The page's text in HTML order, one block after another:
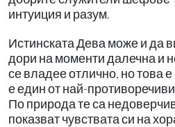
интуиция и разум.
Истинската Дева може и да
дори на моменти далечна и
се владее отлично, но това
е един от най-
По природа те са
показват чувствата си на